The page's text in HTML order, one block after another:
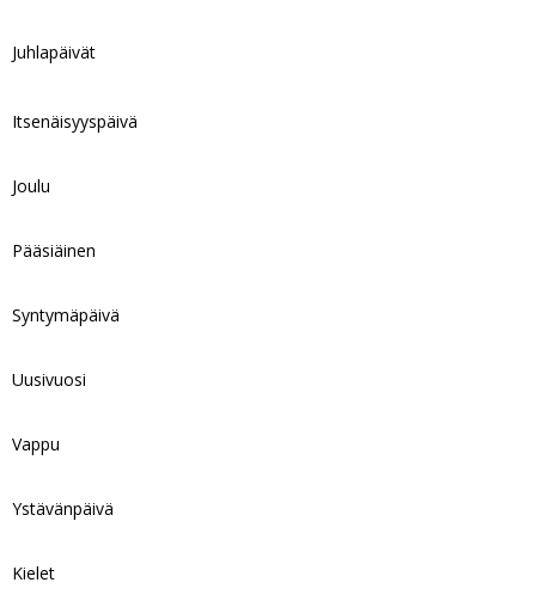
Juhlapäivät
Itsenäisyyspäivä
Joulu
Pääsiäinen
Syntymäpäivä
Uusivuosi
Vappu
Ystävänpäivä
Kielet